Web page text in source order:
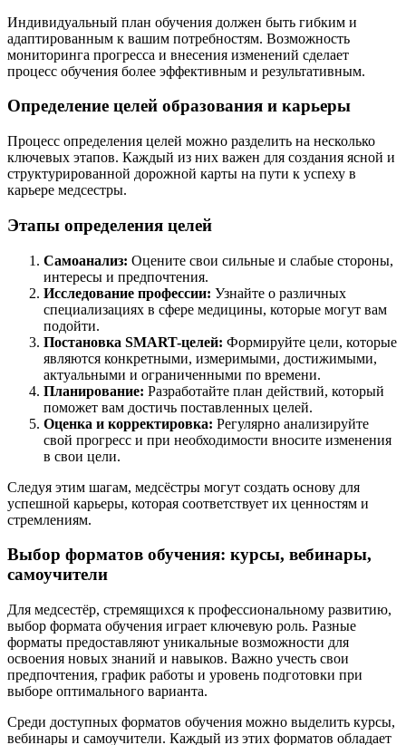
Индивидуальный план обучения должен быть гибким и
адаптированным к вашим потребностям. Возможность
мониторинга прогресса и внесения изменений сделает
процесс обучения более эффективным и результативным.
Определение целей образования и карьеры
Процесс определения целей можно разделить на несколько
ключевых этапов. Каждый из них важен для создания ясной и
структурированной дорожной карты на пути к успеху в
карьере медсестры.
Этапы определения целей
Самоанализ: Оцените свои сильные и слабые стороны,
интересы и предпочтения.
Исследование профессии: Узнайте о различных
специализациях в сфере медицины, которые могут вам
подойти.
Постановка SMART-целей: Формируйте цели, которые
являются конкретными, измеримыми, достижимыми,
актуальными и ограниченными по времени.
Планирование: Разработайте план действий, который
поможет вам достичь поставленных целей.
Оценка и корректировка: Регулярно анализируйте
свой прогресс и при необходимости вносите изменения
в свои цели.
Следуя этим шагам, медсёстры могут создать основу для
успешной карьеры, которая соответствует их ценностям и
стремлениям.
Выбор форматов обучения: курсы, вебинары,
самоучители
Для медсестёр, стремящихся к профессиональному развитию,
выбор формата обучения играет ключевую роль. Разные
форматы предоставляют уникальные возможности для
освоения новых знаний и навыков. Важно учесть свои
предпочтения, график работы и уровень подготовки при
выборе оптимального варианта.
Среди доступных форматов обучения можно выделить курсы,
вебинары и самоучители. Каждый из этих форматов обладает